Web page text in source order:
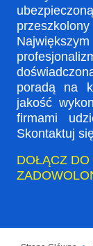
poradą na
jakość
firmami
Skontaktuj
DOŁĄCZ